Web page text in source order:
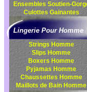
EnsemblesSoutien-
CulottesGainantes
Lingerie Pour Homme
Strings Homme
Slips Homme
Boxers Homme
Pyjamas Homme
Chaussettes Homme
Maillots de Bain Homme